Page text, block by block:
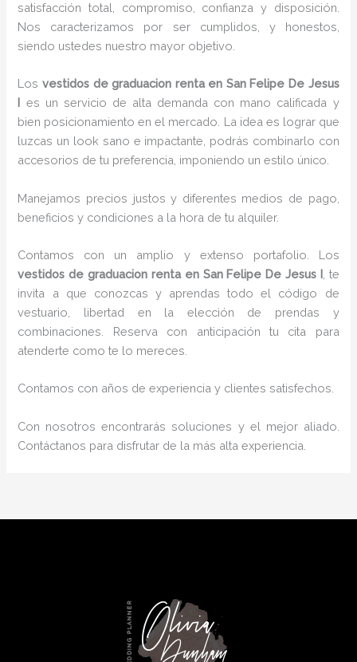
satisfacción total, compromiso, confianza y disposición.
Nos caracterizamos por ser cumplidos, y honestos,
siendo ustedes nuestro mayor objetivo.
Losvestidos de graduacion rentaen San Felipe De Jesus
es un servicio de alta demanda con mano calificada y
bien posicionamiento en el mercado. La idea es lograr que
luzcas un look sano e impactante, podrás combinarlo con
accesorios de tu preferencia, imponiendo un estilo único.
Manejamos precios justos y diferentes medios de pago,
beneficios y condiciones a la hora de tu alquiler.
Contamos con un amplio y extenso portafolio. Los
vestidos de graduacion renta en San Felipe De Jesus I, te
invita a que conozcas y aprendas todo el código de
vestuario, libertad en la elección de prendas y
combinaciones. Reserva con anticipación tu cita para
atenderte como te lo mereces.
Contamos con años de experiencia y clientes satisfechos.
Con nosotros encontrarás soluciones y el mejor aliado.
Contáctanos para disfrutar de la más alta experiencia.